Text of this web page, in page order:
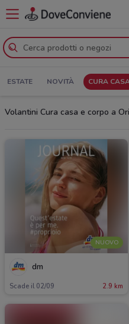
ESTATE NOVITÀ CURA
Volantini Cura casa e corpo a
NUOVO
dm
Scade il 02/09 2.9 km